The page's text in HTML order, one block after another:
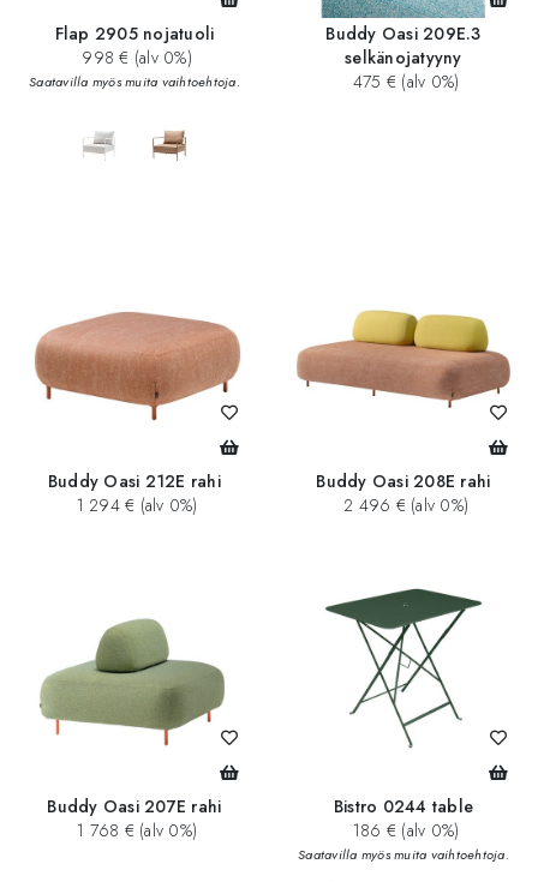
Flap 2905 nojatuoli
998 € (alv 0%)
Saatavilla myös muita vaihtoehtoja.
Buddy Oasi 209E.3
selkänojatyyny
475 € (alv 0%)
Buddy Oasi 212E rahi
1 294 € (alv 0%)
Buddy Oasi 208E rahi
2 496 € (alv 0%)
Buddy Oasi 207E rahi
1 768 € (alv 0%)
Bistro 0244 table
186 € (alv 0%)
Saatavilla myös muita vaihtoehtoja.